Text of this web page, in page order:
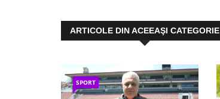
ARTICOLE DIN ACEEAŞI CATEGORIE
SPORT